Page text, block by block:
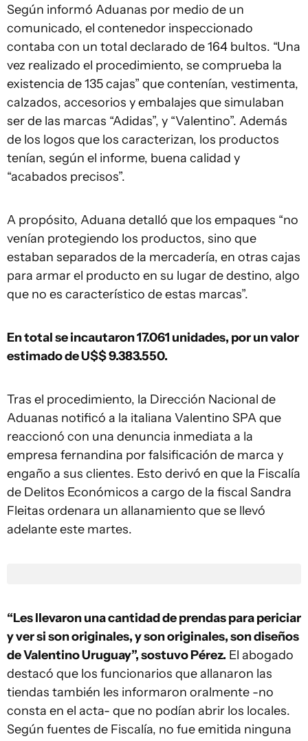
Según informó Aduanas por medio de un
comunicado, el contenedor inspeccionado
contaba con un total declarado de 164 bultos. “Una
vez realizado el procedimiento, se comprueba la
existencia de 135 cajas” que contenían, vestimenta,
calzados, accesorios y embalajes que simulaban
ser de las marcas “Adidas”, y “Valentino”. Además
de los logos que los caracterizan, los productos
tenían, según el informe, buena calidad y
“acabados precisos”.
A propósito, Aduana detalló que los empaques “no
venían protegiendo los productos, sino que
estaban separados de la mercadería, en otras cajas
para armar el producto en su lugar de destino, algo
que no es característico de estas marcas”.
En total se incautaron 17.061 unidades, por un valor
estimado de U$$ 9.383.550.
Tras el procedimiento, la Dirección Nacional de
Aduanas notificó a la italiana Valentino SPA que
reaccionó con una denuncia inmediata a la
empresa fernandina por falsificación de marca y
engaño a sus clientes. Esto derivó en que la Fiscalía
de Delitos Económicos a cargo de la fiscal Sandra
Fleitas ordenara un allanamiento que se llevó
adelante este martes.
“Les llevaron una cantidad de prendas para periciar
y ver si son originales, y son originales, son diseños
de Valentino Uruguay”, sostuvo Pérez. El abogado
destacó que los funcionarios que allanaron las
tiendas también les informaron oralmente -no
consta en el acta- que no podían abrir los locales.
Según fuentes de Fiscalía, no fue emitida ninguna